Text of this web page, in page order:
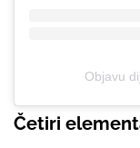
Objavu
Četiri